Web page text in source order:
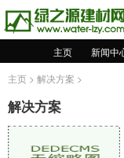
主页 新闻中
主页 > 解决方案 >
解决方案